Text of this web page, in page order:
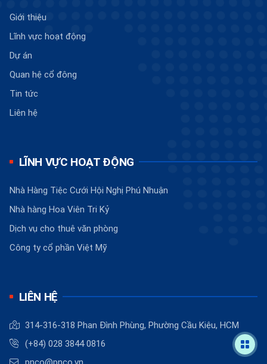
Giới thiệu
Lĩnh vực hoạt động
Dự án
Quan hệ cổ đông
Tin tức
Liên hệ
LĨNH VỰC HOẠT ĐỘNG
Nhà Hàng Tiệc Cưới Hội Nghị Phú Nhuận
Nhà hàng Hoa Viên Tri Kỷ
Dịch vụ cho thuê văn phòng
Công ty cổ phần Việt Mỹ
LIÊN HỆ
314-316-318 Phan Đình Phùng, Phường Cầu Kiệu, HCM
(+84) 028 3844 0816